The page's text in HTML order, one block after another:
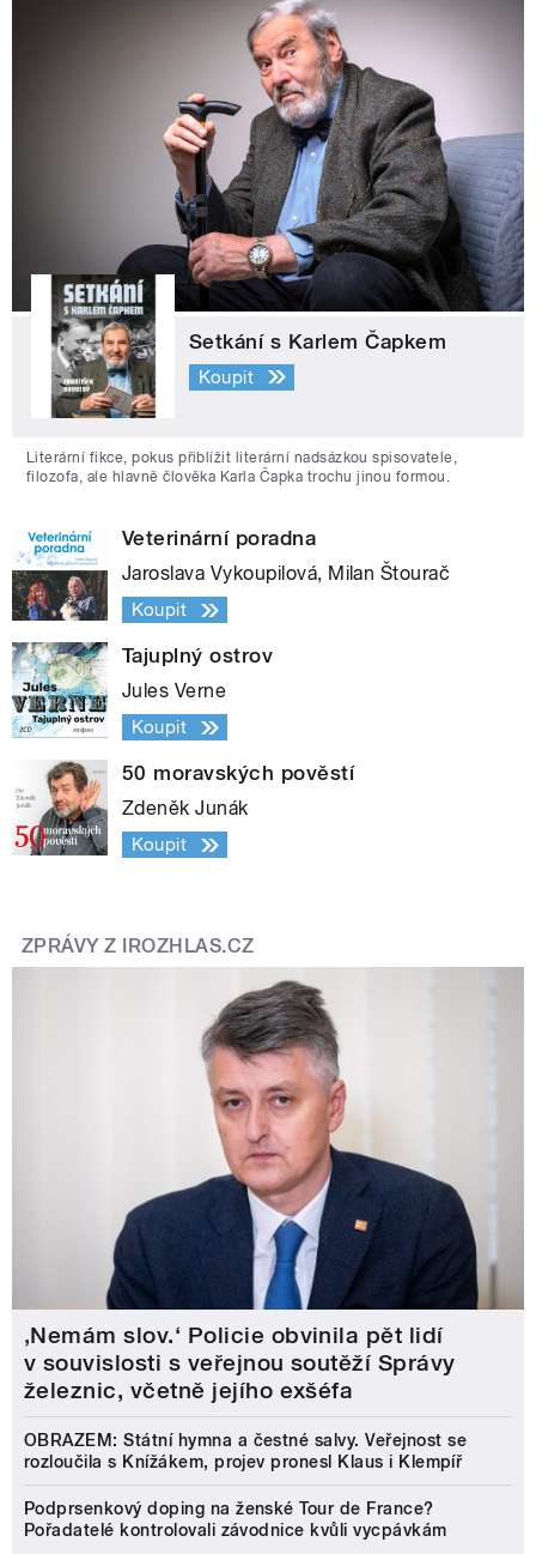
Setkání s Karlem Čapkem
Koupit
Literární fikce, pokus přiblížit literární nadsázkou spisovatele,
filozofa, ale hlavně člověka Karla Čapka trochu jinou formou.
Veterinární poradna
Jaroslava Vykoupilová, Milan Štourač
Koupit
Tajuplný ostrov
Jules Verne
Koupit
50 moravských pověstí
Zdeněk Junák
Koupit
ZPRÁVY Z IROZHLAS.CZ
‚Nemám slov.‘ Policie obvinila pět lidí
v souvislosti s veřejnou soutěží Správy
železnic, včetně jejího exšéfa
OBRAZEM: Státní hymna a čestné salvy. Veřejnost se
rozloučila s Knížákem, projev pronesl Klaus i Klempíř
Podprsenkový doping na ženské Tour de France?
Pořadatelé kontrolovali závodnice kvůli vycpávkám